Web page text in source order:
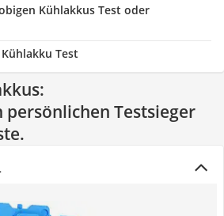
Kühlakkus Test oder
Test
persönlichen Testsieger